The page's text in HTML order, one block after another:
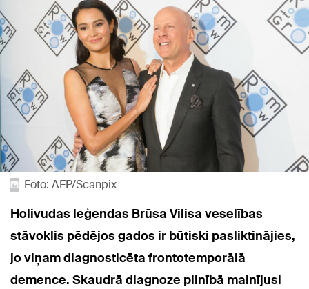
Foto: AFP/Scanpix
Holivudas leģendas Brūsa Vilisa veselības
stāvoklis pēdējos gados ir būtiski pasliktinājies,
jo viņam diagnosticēta frontotemporālā
demence. Skaudrā diagnoze pilnībā mainījusi